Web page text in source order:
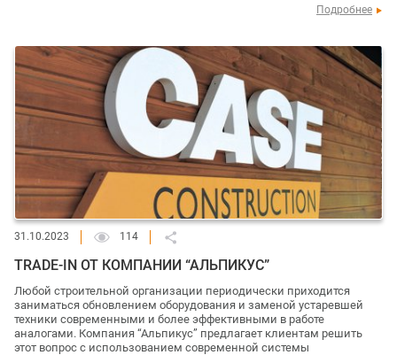
Подробнее
31.10.2023 114
TRADE-IN ОТ КОМПАНИИ “АЛЬПИКУС”
Любой строительной организации периодически приходится
заниматься обновлением оборудования и заменой устаревшей
техники современными и более эффективными в работе
аналогами. Компания “Альпикус” предлагает клиентам решить
этот вопрос с использованием современной системы